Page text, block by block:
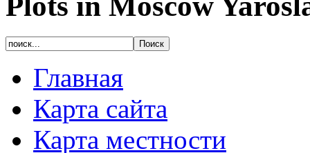
Главная
Карта сайта
Карта местности